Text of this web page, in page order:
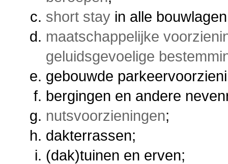
short stay in alle
maatschappelijke
geluidsgevoelige
gebouwde
bergingen en andere
nutsvoorzieningen;
dakterrassen;
(dak)tuinen en erven;